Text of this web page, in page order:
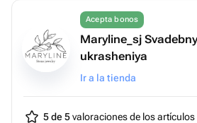
Acepta bonos
Maryline_sj
ukrasheniya
Ir a la tienda
5 de 5valoraciones de los artículos